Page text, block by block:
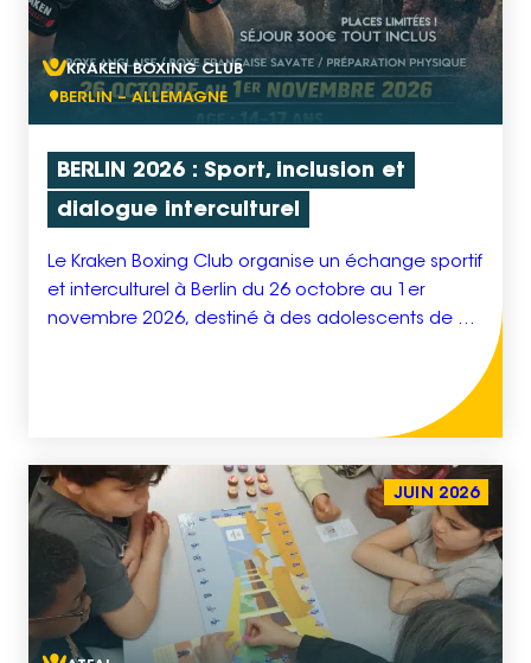
KRAKEN BOXING CLUB
BERLIN – ALLEMAGNE
BERLIN 2026 : Sport, inclusion et
dialogue interculturel
Le Kraken Boxing Club organise un échange sportif
et interculturel à Berlin du 26 octobre au 1er
novembre 2026, destiné à des adolescents de 14
d’entre eux ne partent pas en vacances et n’ont
jamais eu l’opportunité de voyager à l’étranger.
Ce […]
JUIN 2026